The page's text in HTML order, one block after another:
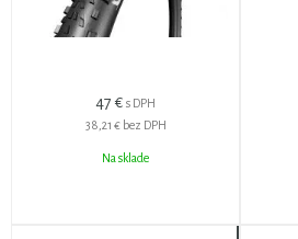
47 € s DPH
38,21 € bez DPH
Na sklade